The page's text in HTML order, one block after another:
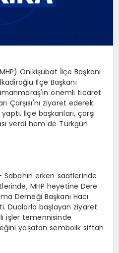
Onikişubat İlçe Başkanı
İlçe Başkanı
önemli ticaret
Çarşısı'nı ziyaret ederek
İlçe başkanları, çarşı
verdi hem de Türkgün
Sabahın erken saatlerinde
MHP heyetine Dere
Derneği Başkanı Hacı
Dualarla başlayan ziyaret
işler temennisinde
yaşatan sembolik siftah